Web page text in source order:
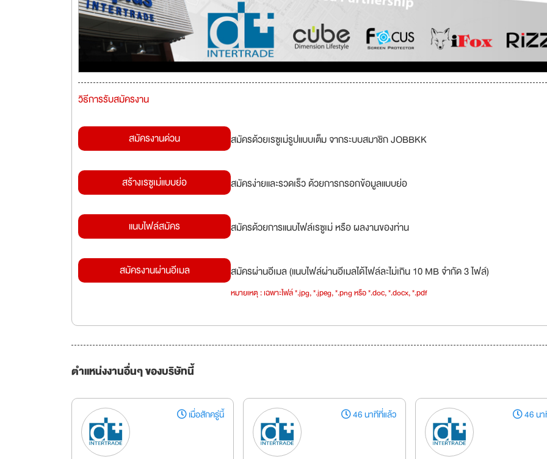
วิธีการรับสมัครงาน
สมัครงานด่วน สมัครด้วยเรซูเม่รูปแบบเต็ม จากระบบสมาชิก JOBBKK
สร้างเรซูเม่แบบย่อ สมัครง่ายและรวดเร็ว ด้วยการกรอกข้อมูลแบบย่อ
แนบไฟล์สมัคร สมัครด้วยการแนบไฟล์เรซูเม่ หรือ ผลงานของท่าน
สมัครงานผ่านอีเมล สมัครผ่านอีเมล (แนบไฟล์ผ่านอีเมลได้ไฟล์ละไม่เกิน 10 MB จำกัด 3 ไฟล์)
หมายเหตุ : เฉพาะไฟล์ *.jpg, *.jpeg, *.png หรือ *.doc, *.docx, *.pdf
ตำแหน่งงานอื่นๆ ของบริษัทนี้
เมื่อสักครู่นี้ 46 นาทีที่แล้ว 46 นา